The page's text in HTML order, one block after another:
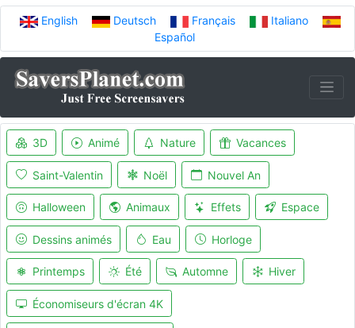
English Deutsch Français
Italiano
Español
3D Animé Nature Vacances
Saint-Valentin Noël Nouvel An
Halloween Animaux Effets Espace
Dessins animés Eau Horloge
Printemps Été Automne Hiver
Économiseurs d'écran 4K